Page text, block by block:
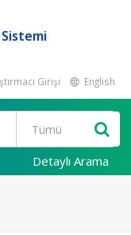
Girişi English
Detaylı Arama